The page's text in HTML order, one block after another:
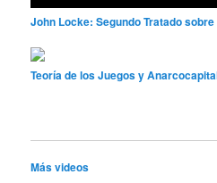
John Locke: Segundo Tratado
Teoría de los Juegos y
Más videos